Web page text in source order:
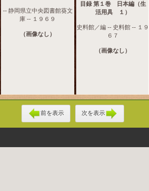
-- 静岡県立中央図書館葵文
庫 -- １９６９
（画像なし）
目録 第１巻 日本編（生
活用具 １）
史料館／編 -- 史料館 -- １９
６７
（画像なし）
前を表示 次を表示